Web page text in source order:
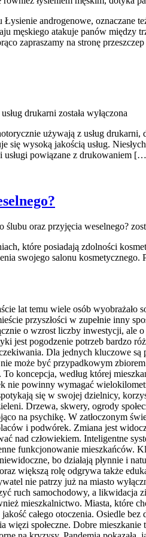
androgenowe, oznaczane
męskiego atakuje panów między
zapraszamy na stronę
drukarni została wyłączona
używają z usług drukarni,
wysoką jakością usług.
usługi powiązane z drukowaniem
ślubu oraz przyjęcia weselnego?
które posiadają zdolności
swojego salonu kosmetycznego.
lat temu wiele osób
przyszłości w zupełnie inny
o wzrost liczby inwestycji, ale
jest pogodzenie potrzeb bardzo
Dla jednych kluczowe
może być przypadkowym
koncepcja, według której
nie powinny wymagać
się w swojej dzielnicy,
Drzewa, skwery, ogrody
na psychikę. W zatłoczonym
i podwórek. Zmiana jest
nad człowiekiem. Inteligentne
funkcjonowanie mieszkańców.
bo działają płynnie i
większą rolę odgrywa także
nie patrzy już na miasto
ruch samochodowy, a
mieszkalnictwo. Miasta, które
całego otoczenia. Osiedle
społeczne. Dobre